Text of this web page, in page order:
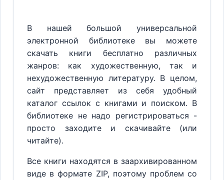
В нашей большой универсальной
электронной библиотеке вы можете
скачать книги бесплатно различных
жанров: как художественную, так и
нехудожественную литературу. В целом,
сайт представляет из себя удобный
каталог ссылок с книгами и поиском. В
библиотеке не надо регистрироваться -
просто заходите и скачивайте (или
читайте).
Все книги находятся в заархивированном
виде в формате ZIP, поэтому проблем со